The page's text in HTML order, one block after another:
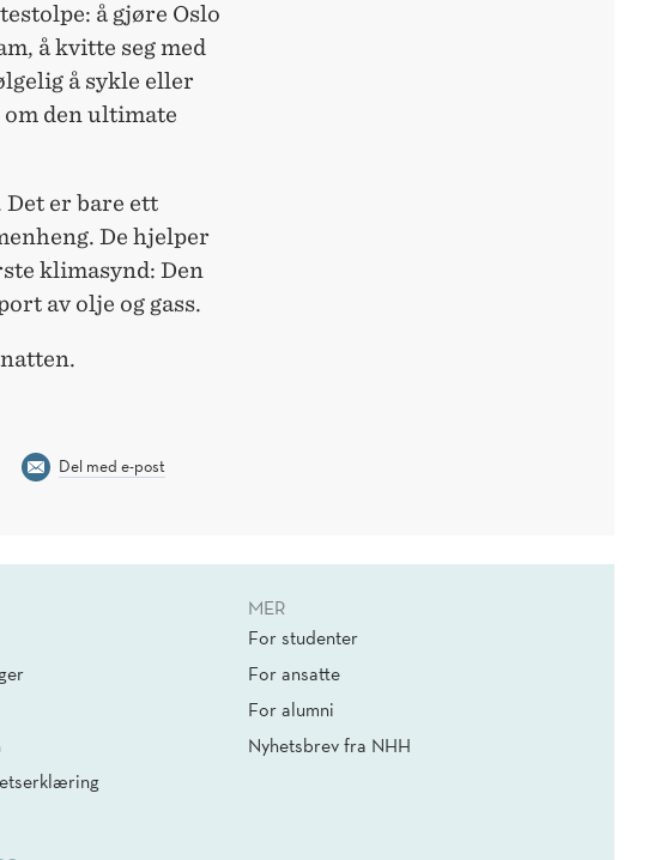
å gjøre Oslo
å kvitte seg med
å sykle eller
den ultimate
er bare ett
De hjelper
klimasynd: Den
av olje og gass.
Del med e-post
MER
For studenter
For ansatte
For alumni
Nyhetsbrev fra NHH